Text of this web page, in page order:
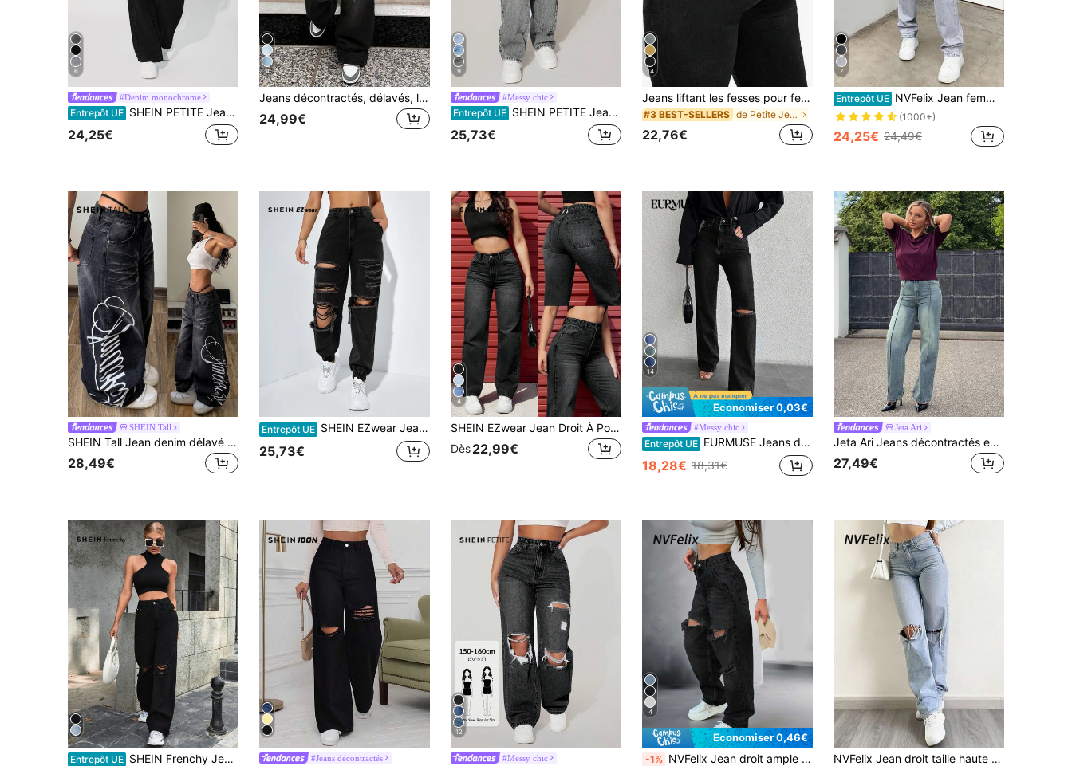
6
#Denim monochrome
Entrepôt UE SHEIN PETITE Jean taille haute avec découpes, jambe droite, pour femmes de petite taille
24,25€
4
Jeans décontractés, délavés, larges et empilés, jambes larges, printemps noir
24,99€
9
#Messy chic
Entrepôt UE SHEIN PETITE Jeans décontractés à coupe droite et ample pour femmes, avec détails usés et poches, pour femmes de petite taille
25,73€
14
Jeans liftant les fesses pour femmes, pantalon long skinny à haute élasticité, élégant et à la mode pour rendez-vous, trajets, sorties décontractées, polyvalent noir, Y2K automne
#3 BEST-SELLERS de Petite Jeans taille basse pour femmes
22,76€
7
Entrepôt UE NVFelix Jean femme taille haute sexy coupe slim en tissu stretch jambe droite, gris clair, été automne
(1000+)
24,25€ 24,49€
SHEIN Tall
SHEIN Tall Jean denim délavé à imprimé lettres jambes larges décontracté pour femmes
28,49€
Entrepôt UE SHEIN EZwear Jean de jogging déchiré découpé
25,73€
4
SHEIN EZwear Jean Droit À Poche
Dès22,99€
14
Économiser 0,03€
#Messy chic
Entrepôt UE EURMUSE Jeans droits délavés de couleur unie pour femmes
18,28€ 18,31€
Jeta Ari
Jeta Ari Jeans décontractés en denim lavé coupe ample pour femmes, printemps et été
27,49€
Entrepôt UE SHEIN Frenchy Jean ample déchiré taille haute #Jeans décontractés
12
#Messy chic
4
Économiser 0,46€
-1% NVFelix Jean droit ample non extensible pour femme, effet usé, lavis vintage, élégant, décontracté, mode Y2K pour vacances et soirée, été automne, noir NVFelix Jean droit taille haute pour femmes, non extensible, design usé, style élégant de vacances, décontracté pour fêtes et extérieur, streetwear Y2K, bleu automne